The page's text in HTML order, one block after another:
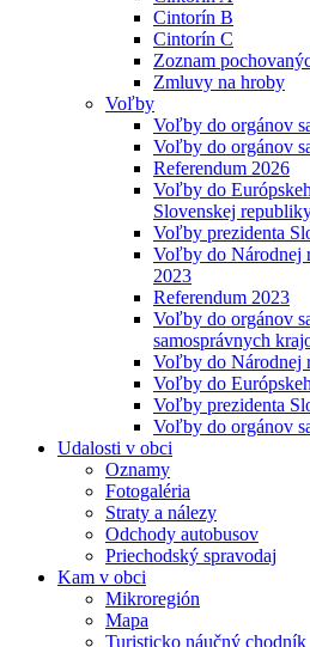
Cintorín B
Cintorín C
Zoznam
Zmluvy na hroby
Voľby
Voľby do orgánov
Voľby do orgánov
Referendum 2026
Voľby do
Slovenskej
Voľby prezidenta
Voľby do Národnej
2023
Referendum 2023
Voľby do orgánov
samosprávnych
Voľby do Národnej
Voľby do
Voľby prezidenta
Voľby do orgánov
Udalosti v obci
Oznamy
Fotogaléria
Straty a nálezy
Odchody autobusov
Priechodský spravodaj
Kam v obci
Mikroregión
Mapa
Turisticko náučný chodník